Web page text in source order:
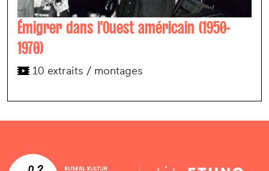
Émigrer dans l'Ouest américain (1950-
1970)
10 extraits / montages